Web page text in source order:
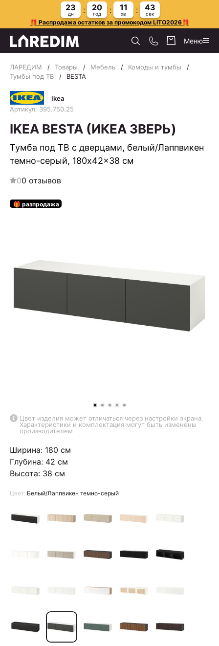
23
дн
20
год
11
хв
42
сек
🎁 Распродажа остатков за промокодом LITO2026🎁
Меню
ЛАРЕДИМ Товары Мебель
Комоды и тумбы
Тумбы под ТВ
BESTA
Ikea
Артикул: 395.750.25
IKEA BESTA (ИКЕА ЗВЕРЬ)
Тумба под ТВ с дверцами, белый/Лаппвикен
темно-серый, 180x42x38 см
00 отзывов
🎁 разпродажа
Цвет изделия может отличаться через настройки экрана.
Характеристики и комплектация могут быть изменены
производителем
Ширина: 180 см
Глубина: 42 см
Высота: 38 см
Цвет: Белый/Лаппвикен темно-серый